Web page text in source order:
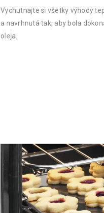
Vychutnajte si všetky výhody
a navrhnutá tak, aby bola
oleja.